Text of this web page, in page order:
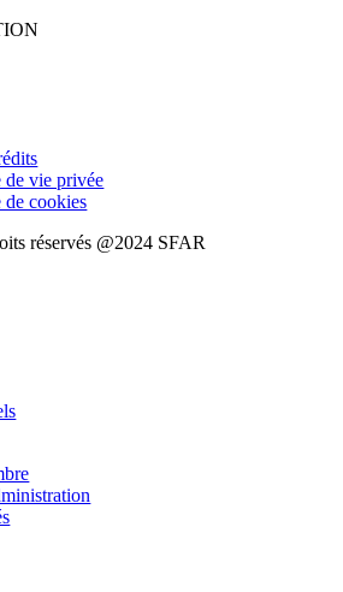
de vie privée
de cookies
réservés @2024 SFAR